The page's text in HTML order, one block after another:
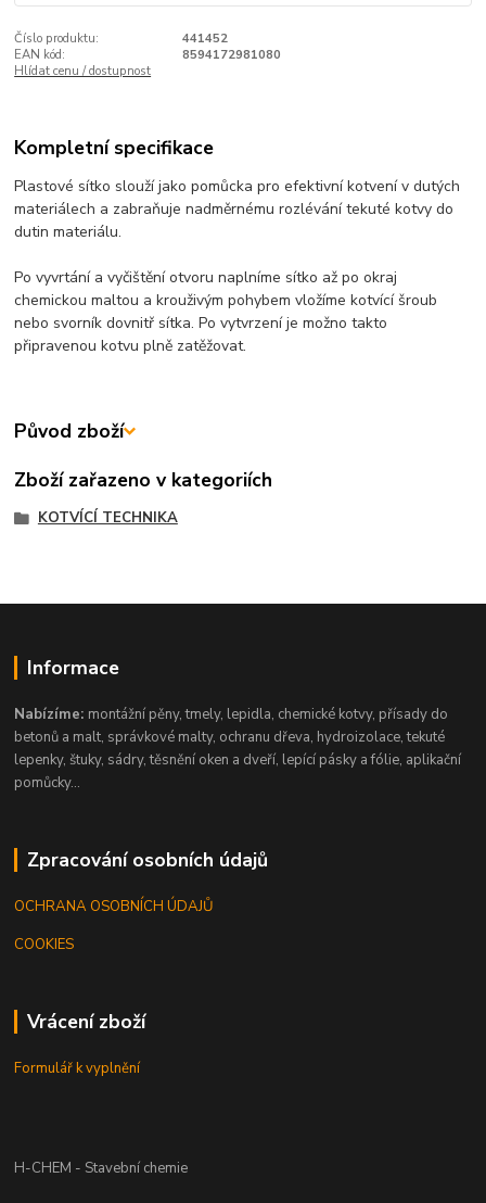
Číslo produktu:
441452
EAN kód:
8594172981080
Hlídat cenu / dostupnost
Kompletní specifikace
Plastové sítko slouží jako pomůcka pro efektivní kotvení v dutých
materiálech a zabraňuje nadměrnému rozlévání tekuté kotvy do
dutin materiálu.
Po vyvrtání a vyčištění otvoru naplníme sítko až po okraj
chemickou maltou a krouživým pohybem vložíme kotvící šroub
nebo svorník dovnitř sítka. Po vytvrzení je možno takto
připravenou kotvu plně zatěžovat.
Původ zboží
Zboží zařazeno v kategoriích
KOTVÍCÍ TECHNIKA
Informace
Nabízíme: montážní pěny, tmely, lepidla, chemické kotvy, přísady do
betonů a malt, správkové malty, ochranu dřeva, hydroizolace, tekuté
lepenky, štuky, sádry, těsnění oken a dveří, lepící pásky a fólie, aplikační
pomůcky...
Zpracování osobních údajů
OCHRANA OSOBNÍCH ÚDAJŮ
COOKIES
Vrácení zboží
Formulář k vyplnění
H-CHEM - Stavební chemie